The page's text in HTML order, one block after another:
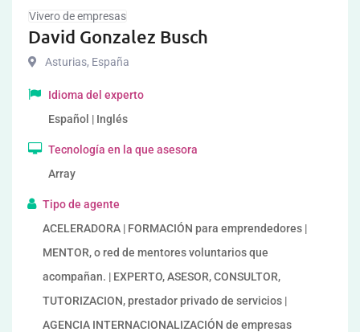
Vivero de empresas
David Gonzalez Busch
Asturias, España
Idioma del experto
Español | Inglés
Tecnología en la que asesora
Array
Tipo de agente
ACELERADORA | FORMACIÓN para emprendedores |
MENTOR, o red de mentores voluntarios que
acompañan. | EXPERTO, ASESOR, CONSULTOR,
TUTORIZACION, prestador privado de servicios |
AGENCIA INTERNACIONALIZACIÓN de empresas